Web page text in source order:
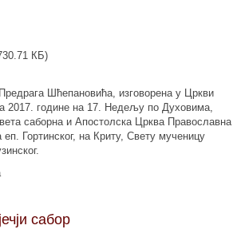
КБ)
Шћепановића, изговорена у Цркви
2017. године на 17. Недељу по Духовима,
саборна и Апостолска Црква Православна
Гортинског, на Криту, Свету мученицу
сабор